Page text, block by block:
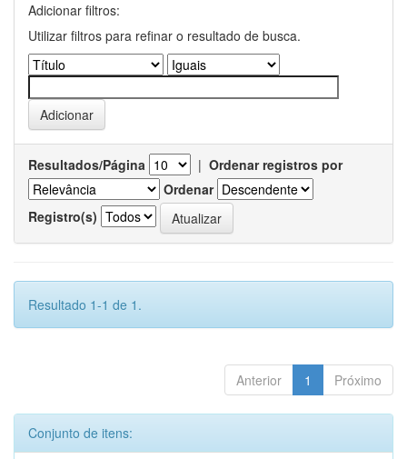
Adicionar filtros:
Utilizar filtros para refinar o resultado de busca.
Resultados/Página | Ordenar registros por
Ordenar
Registro(s)
Resultado 1-1 de 1.
Anterior 1 Próximo
Conjunto de itens: